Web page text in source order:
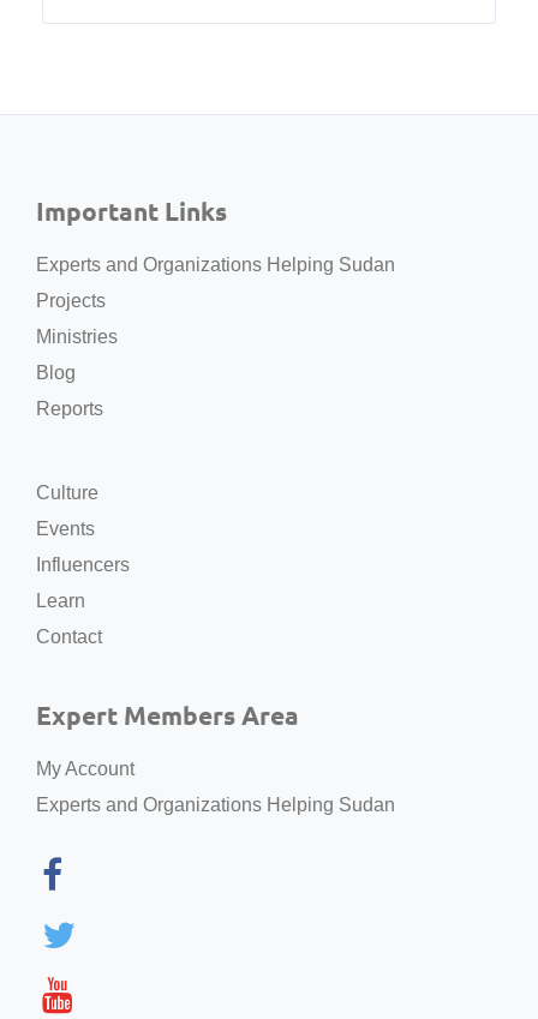
Important Links
Experts and Organizations Helping Sudan
Projects
Ministries
Blog
Reports
Culture
Events
Influencers
Learn
Contact
Expert Members Area
My Account
Experts and Organizations Helping Sudan